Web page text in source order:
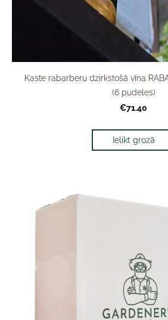
Kaste rabarberu dzirkstošā vīna
(6 pudeles)
€71.40
Ielikt grozā